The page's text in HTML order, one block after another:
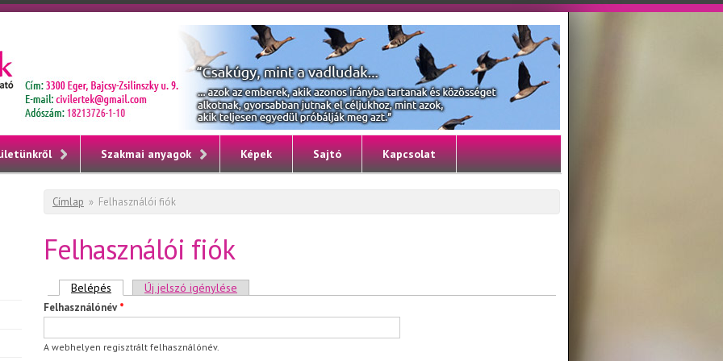
Szakmai anyagok Képek Sajtó Kapcsolat
Jelenlegi hely
Címlap » Felhasználói fiók
Felhasználói fiók
Elsődleges fülek
Belépés (aktív fül)Új jelszó igénylése
Felhasználónév*
A webhelyen regisztrált felhasználónév.